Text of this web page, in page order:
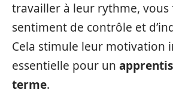
travailler à leur rythme, vous
sentiment de contrôle et
Cela stimule leur motivation
essentielle pour un
terme.